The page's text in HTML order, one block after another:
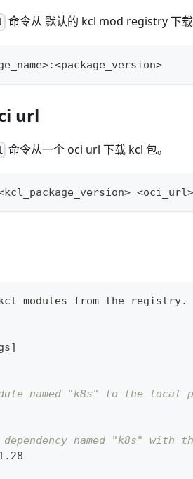
命令从 默认的 kcl mod registry 下载
>:<package_version>
url
命令从一个 oci url 下载 kcl 包。
kcl_package_version> <oci_url>
modules from the registry.
]
named "k8s" to the local
named "k8s" with